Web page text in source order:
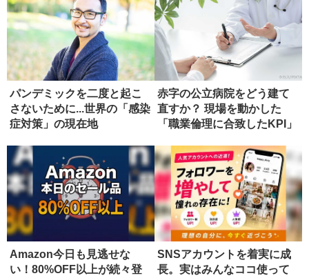
パンデミックを二度と起こ
さないために...世界の「感染
症対策」の現在地
赤字の公立病院をどう建て
直すか？ 現場を動かした
「職業倫理に合致したKPI」
Amazon今日も見逃せな
い！80%OFF以上が続々登
SNSアカウントを着実に成
長。実はみんなココ使って